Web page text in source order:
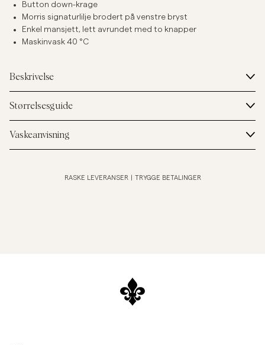
Button down-krage
Morris signaturlilje brodert på venstre bryst
Enkel mansjett, lett avrundet med to knapper
Maskinvask 40 °C
Beskrivelse
Størrelsesguide
Vaskeanvisning
RASKE LEVERANSER TRYGGE BETALINGER